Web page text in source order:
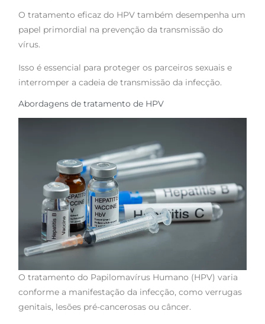
O tratamento eficaz do HPV também desempenha um
papel primordial na prevenção da transmissão do
vírus.
Isso é essencial para proteger os parceiros sexuais e
interromper a cadeia de transmissão da infecção.
Abordagens de tratamento de HPV
O tratamento do Papilomavírus Humano (HPV) varia
conforme a manifestação da infecção, como verrugas
genitais, lesões pré-cancerosas ou câncer.